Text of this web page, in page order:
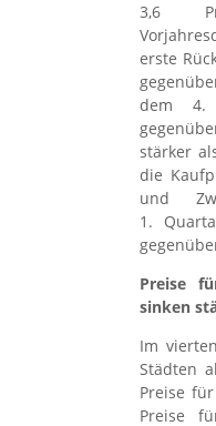
3,6
erste
dem 4.
stärker
die
und
1.
Preise
sinken
Im
Städten
Preise
Preise